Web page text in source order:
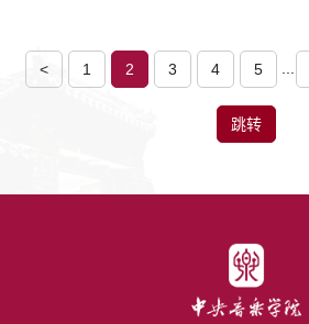
< 1 2 3 4 5
跳转